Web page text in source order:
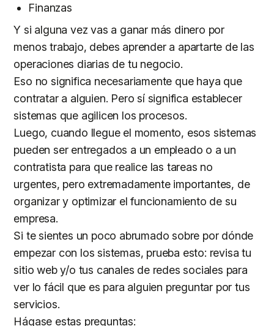
Finanzas
Y si alguna vez vas a ganar más dinero por
menos trabajo, debes aprender a apartarte de las
operaciones diarias de tu negocio.
Eso no significa necesariamente que haya que
contratar a alguien. Pero sí significa establecer
sistemas que agilicen los procesos.
Luego, cuando llegue el momento, esos sistemas
pueden ser entregados a un empleado o a un
contratista para que realice las tareas no
urgentes, pero extremadamente importantes, de
organizar y optimizar el funcionamiento de su
empresa.
Si te sientes un poco abrumado sobre por dónde
empezar con los sistemas, prueba esto: revisa tu
sitio web y/o tus canales de redes sociales para
ver lo fácil que es para alguien preguntar por tus
servicios.
Hágase estas preguntas: